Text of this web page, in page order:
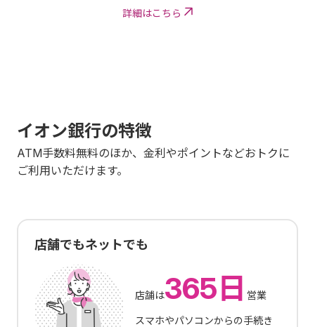
詳細はこちら
イオン銀行の特徴
ATM手数料無料のほか、金利やポイントなどおトクに
ご利用いただけます。
店舗でもネットでも
店舗は365日 営業
スマホやパソコンからの手続き